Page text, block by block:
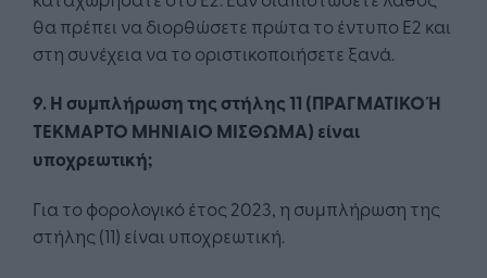
θα πρέπει να διορθώσετε πρώτα το έντυπο Ε2 και
στη συνέχεια να το οριστικοποιήσετε ξανά.
9. Η συμπλήρωση της στήλης 11 (ΠΡΑΓΜΑΤΙΚΟ Ή
ΤΕΚΜΑΡΤΟ ΜΗΝΙΑΙΟ ΜΙΣΘΩΜΑ) είναι
υποχρεωτική;
Για το φορολογικό έτος 2023, η συμπλήρωση της
στήλης (11) είναι υποχρεωτική.